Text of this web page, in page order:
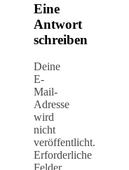
Eine
Antwort
schreiben
Deine
E-
Mail-
Adresse
wird
nicht
veröffentlicht.
Erforderliche